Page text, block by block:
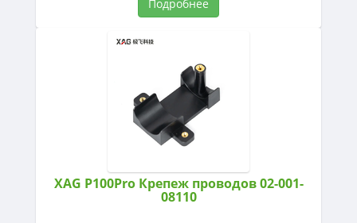
Подробнее
XAG P100Pro Крепеж проводов 02-001-
08110